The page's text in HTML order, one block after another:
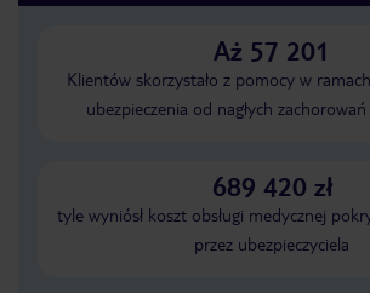
Aż 57 201
Klientów skorzystało z pomocy w
ubezpieczenia od nagłych
689 420 zł
tyle wyniósł koszt obsługi medycznej
przez ubezpieczyciela